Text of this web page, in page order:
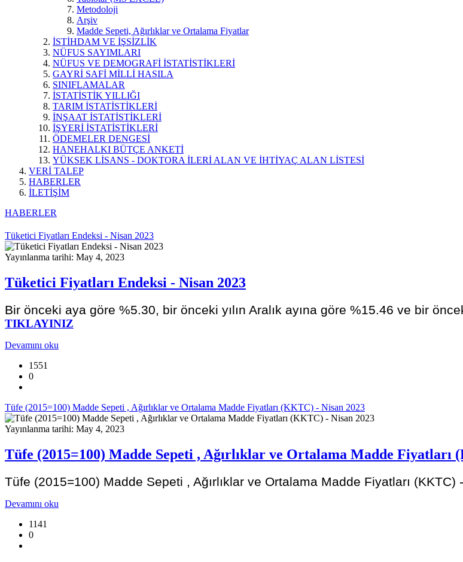
Metodoloji
Arşiv
Madde Sepeti, Ağırlıklar ve Ortalama Fiyatlar
İSTİHDAM VE İŞSİZLİK
NÜFUS SAYIMLARI
NÜFUS VE DEMOGRAFİ İSTATİSTİKLERİ
GAYRİ SAFİ MİLLİ HASILA
SINIFLAMALAR
İSTATİSTİK YILLIĞI
TARIM İSTATİSTİKLERİ
İNŞAAT İSTATİSTİKLERİ
İŞYERİ İSTATİSTİKLERİ
ÖDEMELER DENGESİ
HANEHALKI BÜTÇE ANKETİ
YÜKSEK LİSANS - DOKTORA İLERİ ALAN VE İHTİYAÇ ALAN LİSTESİ
VERİ TALEP
HABERLER
İLETİŞİM
HABERLER
Tüketici Fiyatları Endeksi - Nisan 2023
Yayınlanma tarihi: May 4, 2023
Tüketici Fiyatları Endeksi - Nisan 2023
Bir önceki aya göre %5.30, bir önceki yılın Aralık ayına göre %15.46 ve bir
TIKLAYINIZ
Devamını oku
1551
0
Tüfe (2015=100) Madde Sepeti , Ağırlıklar ve Ortalama Madde Fiyatları (KKTC) - Nisan 2023
Yayınlanma tarihi: May 4, 2023
Tüfe (2015=100) Madde Sepeti , Ağırlıklar ve Ortalama Madde Fiyatları
Tüfe (2015=100) Madde Sepeti , Ağırlıklar ve Ortalama Madde Fiyatları (KKTC)
Devamını oku
1141
0